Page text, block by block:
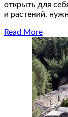
открыть для
и растений,
Read More